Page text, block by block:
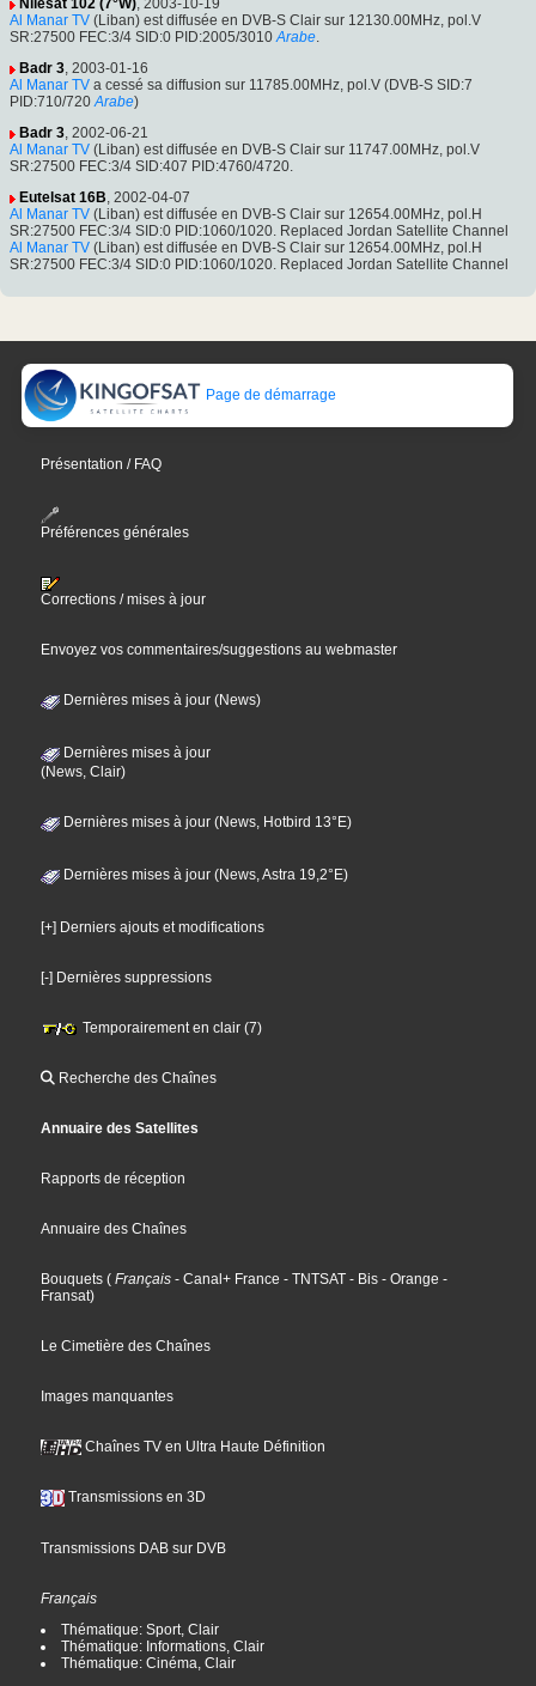
Nilesat 102 (7°W), 2003-10-19
Al Manar TV (Liban) est diffusée en DVB-S Clair sur 12130.00MHz, pol.V
SR:27500 FEC:3/4 SID:0 PID:2005/3010 Arabe.
Badr 3, 2003-01-16
Al Manar TV a cessé sa diffusion sur 11785.00MHz, pol.V (DVB-S SID:7
PID:710/720 Arabe)
Badr 3, 2002-06-21
Al Manar TV (Liban) est diffusée en DVB-S Clair sur 11747.00MHz, pol.V
SR:27500 FEC:3/4 SID:407 PID:4760/4720.
Eutelsat 16B, 2002-04-07
Al Manar TV (Liban) est diffusée en DVB-S Clair sur 12654.00MHz, pol.H
SR:27500 FEC:3/4 SID:0 PID:1060/1020. Replaced Jordan Satellite Channel
Al Manar TV (Liban) est diffusée en DVB-S Clair sur 12654.00MHz, pol.H
SR:27500 FEC:3/4 SID:0 PID:1060/1020. Replaced Jordan Satellite Channel
Page de démarrage
Présentation / FAQ
Préférences générales
Corrections / mises à jour
Envoyez vos commentaires/suggestions au webmaster
Dernières mises à jour (News)
Dernières mises à jour
(News, Clair)
Dernières mises à jour (News, Hotbird 13°E)
Dernières mises à jour (News, Astra 19,2°E)
[+] Derniers ajouts et modifications
[-] Dernières suppressions
Temporairement en clair (7)
Recherche des Chaînes
Annuaire des Satellites
Rapports de réception
Annuaire des Chaînes
Bouquets ( Français - Canal+ France - TNTSAT - Bis - Orange -
Fransat)
Le Cimetière des Chaînes
Images manquantes
Chaînes TV en Ultra Haute Définition
Transmissions en 3D
Transmissions DAB sur DVB
Français
Thématique: Sport, Clair
Thématique: Informations, Clair
Thématique: Cinéma, Clair